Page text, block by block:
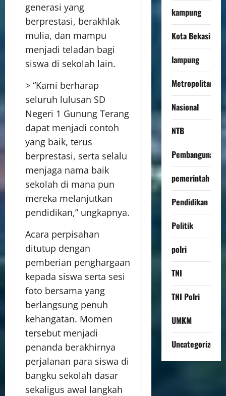
generasi yang
berprestasi, berakhlak
mulia, dan mampu
menjadi teladan bagi
siswa di sekolah lain.
> “Kami berharap
seluruh lulusan SD
Negeri 1 Gunung Terang
dapat menjadi contoh
yang baik, terus
berprestasi, serta selalu
menjaga nama baik
sekolah di mana pun
mereka melanjutkan
pendidikan,” ungkapnya.
Acara perpisahan
ditutup dengan
pemberian penghargaan
kepada siswa serta sesi
foto bersama yang
berlangsung penuh
kehangatan. Momen
tersebut menjadi
penanda berakhirnya
perjalanan para siswa di
bangku sekolah dasar
sekaligus awal langkah
kampung
Kota Bekasi
lampung
Metropolitan
Nasional
NTB
Pembangunan
pemerintah
Pendidikan
Politik
polri
TNI
TNI Polri
UMKM
Uncategorized